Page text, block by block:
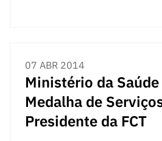
07 ABR 2014
Ministério da
Medalha de
Presidente da FCT